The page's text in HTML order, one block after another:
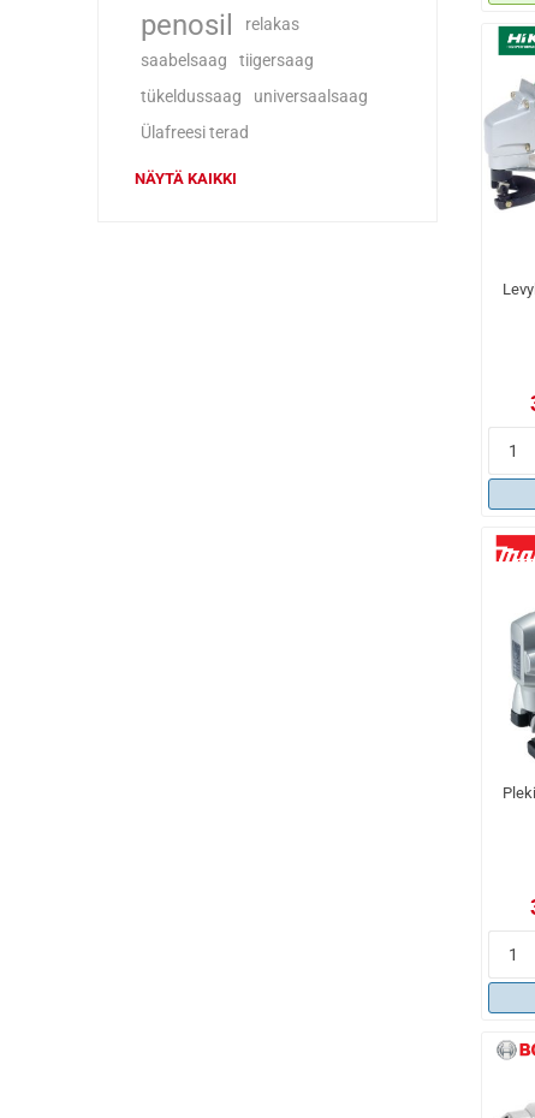
penosil
relakas
saabelsaag
tiigersaag
tükeldussaag
universaalsaag
Ülafreesi terad
NÄYTÄ KAIKKI